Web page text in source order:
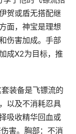
贺或盾无搭配继
面，神宝是理想
伤害加成。手部
成X2为目标，推
装备是飞镖流的
以及不消耗忍具
吸收精华回血或
害。胸部：不消